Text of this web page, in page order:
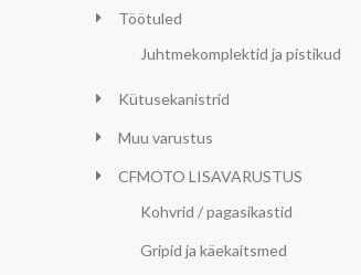
Töötuled
Juhtmekomplektid ja pistikud
Kütusekanistrid
Muu varustus
CFMOTO LISAVARUSTUS
Kohvrid / pagasikastid
Gripid ja käekaitsmed